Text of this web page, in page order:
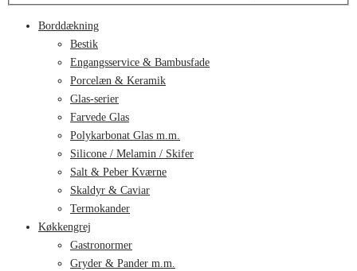
Borddækning
Bestik
Engangsservice & Bambusfade
Porcelæn & Keramik
Glas-serier
Farvede Glas
Polykarbonat Glas m.m.
Silicone / Melamin / Skifer
Salt & Peber Kværne
Skaldyr & Caviar
Termokander
Køkkengrej
Gastronormer
Gryder & Pander m.m.